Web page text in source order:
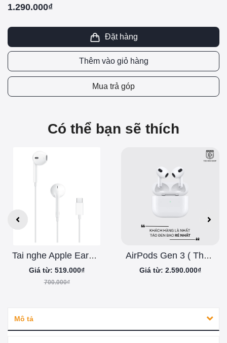
1.290.000₫
Đặt hàng
Thêm vào giỏ hàng
Mua trả góp
Có thể bạn sẽ thích
Tai nghe Apple EarPods - Chính hãng Apple Việt Nam
Giá từ: 519.000₫
700.000₫
AirPods Gen 3 ( Thế hệ thứ 3 )
Giá từ: 2.590.000₫
Mô tả